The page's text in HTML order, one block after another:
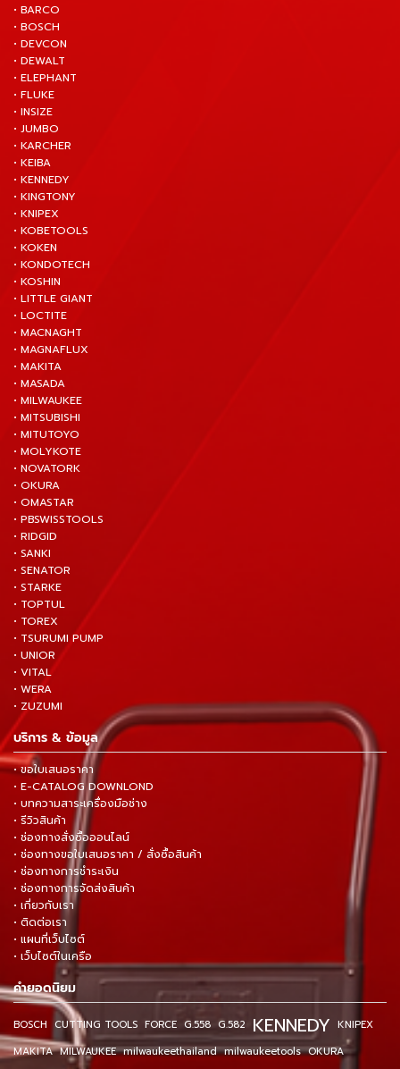
• BARCO
• BOSCH
• DEVCON
• DEWALT
• ELEPHANT
• FLUKE
• INSIZE
• JUMBO
• KARCHER
• KEIBA
• KENNEDY
• KINGTONY
• KNIPEX
• KOBETOOLS
• KOKEN
• KONDOTECH
• KOSHIN
• LITTLE GIANT
• LOCTITE
• MACNAGHT
• MAGNAFLUX
• MAKITA
• MASADA
• MILWAUKEE
• MITSUBISHI
• MITUTOYO
• MOLYKOTE
• NOVATORK
• OKURA
• OMASTAR
• PBSWISSTOOLS
• RIDGID
• SANKI
• SENATOR
• STARKE
• TOPTUL
• TOREX
• TSURUMI PUMP
• UNIOR
• VITAL
• WERA
• ZUZUMI
บริการ & ข้อมูล
• ขอใบเสนอราคา
• E-CATALOG DOWNLOND
• บทความสาระเครื่องมือช่าง
• รีวิวสินค้า
• ช่องทางสั่งซื้อออนไลน์
• ช่องทางขอใบเสนอราคา / สั่งซื้อสินค้า
• ช่องทางการชำระเงิน
• ช่องทางการจัดส่งสินค้า
• เกี่ยวกับเรา
• ติดต่อเรา
• แผนที่เว็บไซต์
• เว็บไซต์ในเครือ
คำยอดนิยม
BOSCH CUTTING TOOLS FORCE G.558 G.582 KENNEDY KNIPEX
MAKITA MILWAUKEE milwaukeethailand milwaukeetools OKURA